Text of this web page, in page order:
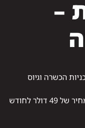
–
הכשרה וגיוס
למשל, גוגל מציעה קורסים דיגיטליים במחיר של 49 דולר לחודש